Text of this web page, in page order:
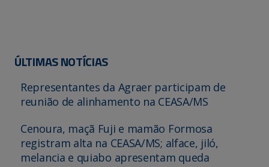
ÚLTIMAS NOTÍCIAS
Representantes da Agraer participam de
reunião de alinhamento na CEASA/MS
Cenoura, maçã Fuji e mamão Formosa
registram alta na CEASA/MS; alface, jiló,
melancia e quiabo apresentam queda